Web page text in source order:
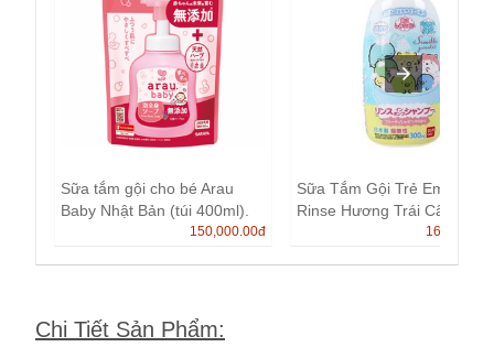
Sữa tắm gội cho bé Arau
Baby Nhật Bản (túi 400ml).
150,000.00đ
Sữa Tắm Gội Trẻ Em
Rinse Hương Trái Cây 30...
165,000.00
Chi Tiết Sản Phẩm: